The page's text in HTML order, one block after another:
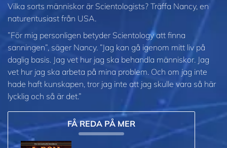
Vilka sorts människor är Scientologists? Träffa Nancy, en
naturentusiast från USA.
”För mig personligen betyder Scientology att finna
sanningen”, säger Nancy. ”Jag kan gå igenom mitt liv på
daglig basis. Jag vet hur jag ska behandla människor. Jag
vet hur jag ska arbeta på mina problem. Och om jag inte
hade haft kunskapen, tror jag inte att jag skulle vara så här
lycklig och så är det.”
FÅ REDA PÅ MER